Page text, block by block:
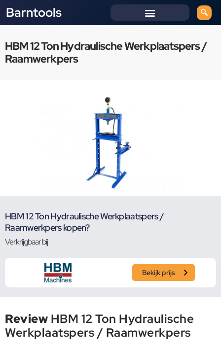
Barntools
HBM 12 Ton Hydraulische Werkplaatspers /
Raamwerkpers
HBM 12 Ton Hydraulische Werkplaatspers /
Raamwerkpers kopen?
Verkrijgbaar bij
Bekijk prijs
Review HBM 12 Ton Hydraulische
Werkplaatspers / Raamwerkpers